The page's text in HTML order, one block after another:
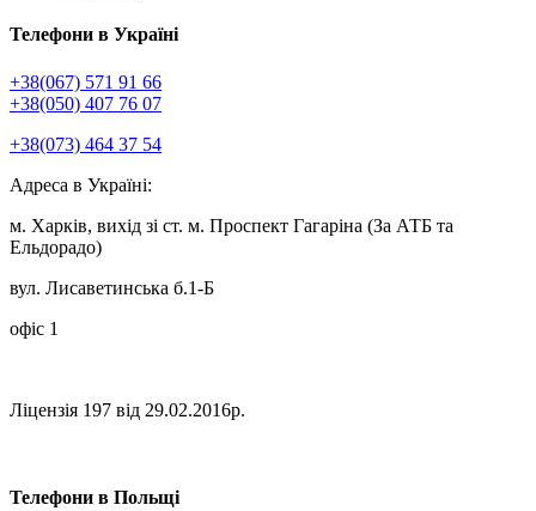
Телефони в Україні
+38(067) 571 91 66
+38(050) 407 76 07
+38(073) 464 37 54
Адреса в Україні:
м. Харків, вихід зі ст. м. Проспект Гагаріна (За АТБ та
Ельдорадо)
вул. Лисаветинська б.1-Б
офіс 1
Ліцензія 197 від 29.02.2016р.
Телефони в Польщі